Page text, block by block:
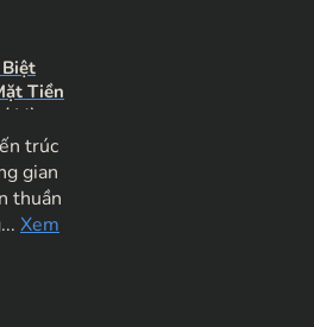
Tiền
Và
trúc
gian
thuần
Xem